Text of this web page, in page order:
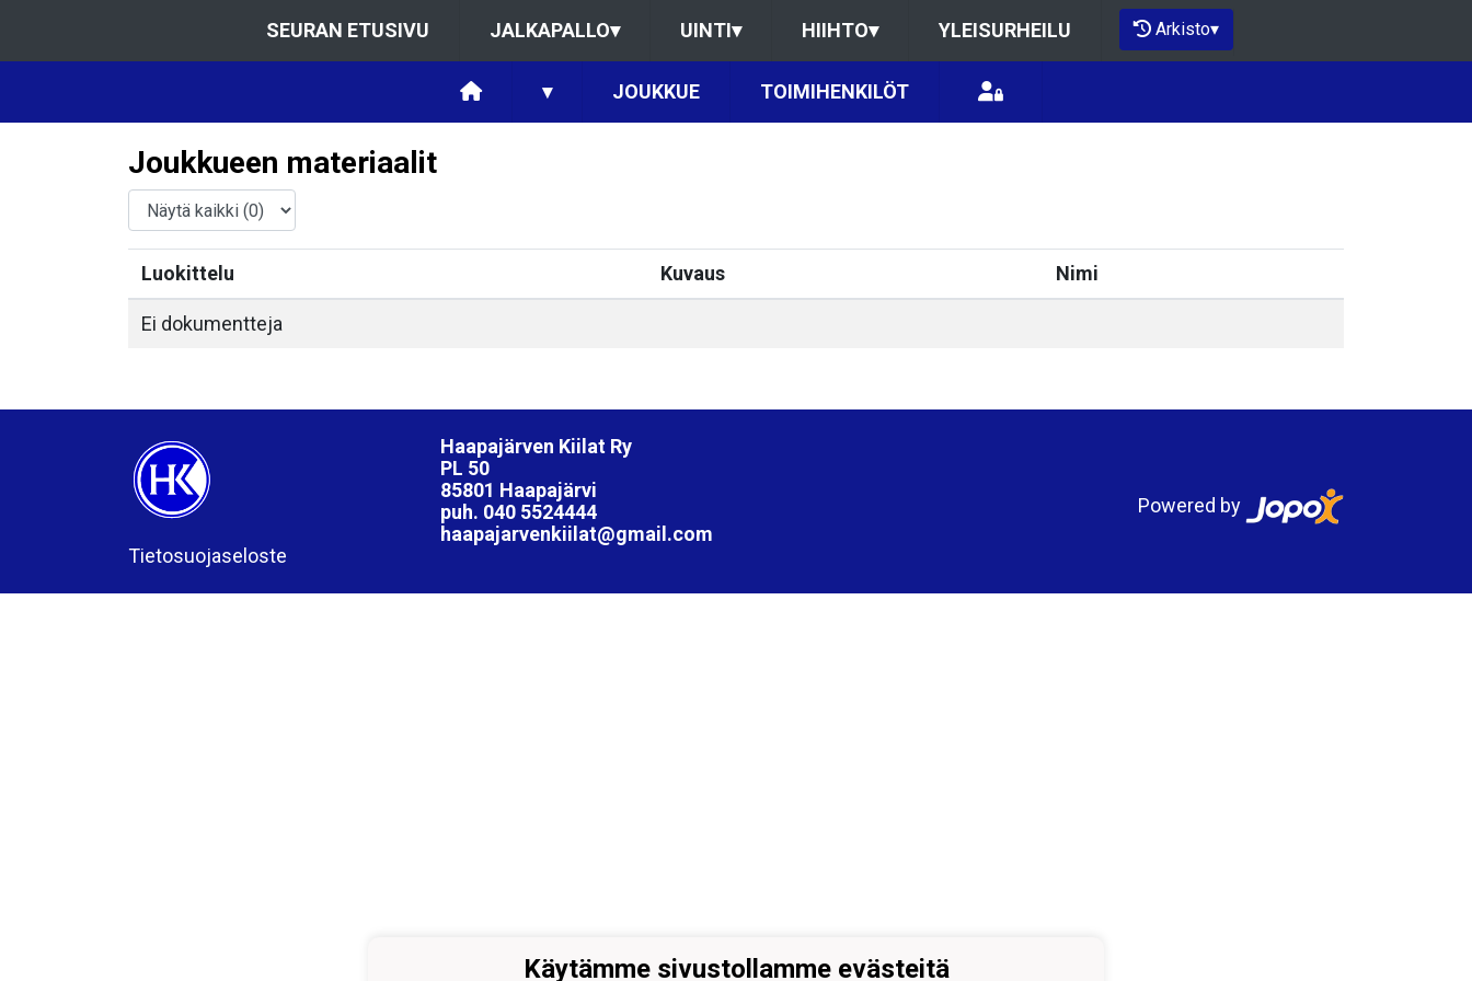
SEURAN ETUSIVU JALKAPALLO▾ UINTI▾ HIIHTO▾ YLEISURHEILU Arkisto▾
▾ JOUKKUE TOIMIHENKILÖT
Joukkueen materiaalit
Luokittelu Kuvaus Nimi
Ei dokumentteja
Tietosuojaseloste
Haapajärven Kiilat Ry
PL 50
85801 Haapajärvi
puh. 040 5524444
haapajarvenkiilat@gmail.com
Powered by
Käytämme sivustollamme evästeitä